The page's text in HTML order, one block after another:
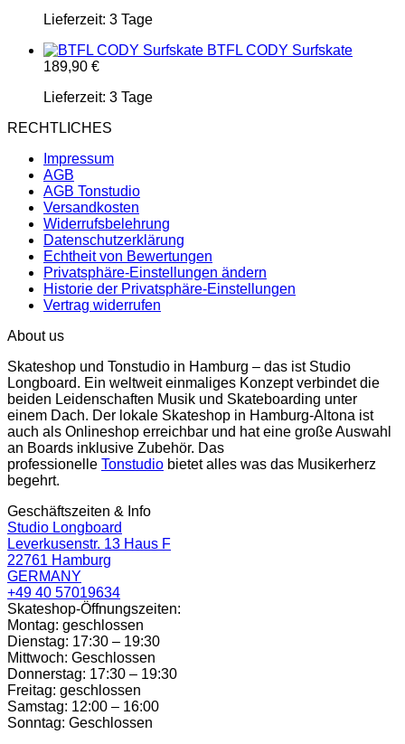
Lieferzeit: 3 Tage
BTFL CODY Surfskate
189,90 €
Lieferzeit: 3 Tage
RECHTLICHES
Impressum
AGB
AGB Tonstudio
Versandkosten
Widerrufsbelehrung
Datenschutzerklärung
Echtheit von Bewertungen
Privatsphäre-Einstellungen ändern
Historie der Privatsphäre-Einstellungen
Vertrag widerrufen
About us
Skateshop und Tonstudio in Hamburg – das ist Studio
Longboard. Ein weltweit einmaliges Konzept verbindet die
beiden Leidenschaften Musik und Skateboarding unter
einem Dach. Der lokale Skateshop in Hamburg-Altona ist
auch als Onlineshop erreichbar und hat eine große Auswahl
an Boards inklusive Zubehör. Das
professionelle Tonstudio bietet alles was das Musikerherz
begehrt.
Geschäftszeiten & Info
Studio Longboard
Leverkusenstr. 13 Haus F
22761 Hamburg
GERMANY
+49 40 57019634
Skateshop-Öffnungszeiten:
Montag: geschlossen
Dienstag: 17:30 – 19:30
Mittwoch: Geschlossen
Donnerstag: 17:30 – 19:30
Freitag: geschlossen
Samstag: 12:00 – 16:00
Sonntag: Geschlossen